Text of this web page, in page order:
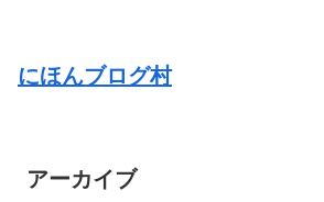
にほんブログ村
アーカイブ